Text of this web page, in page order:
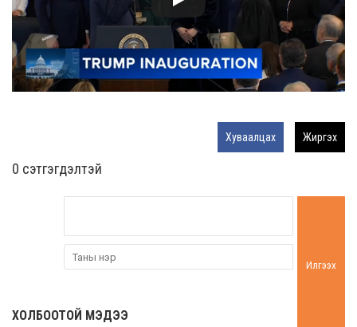
Хуваалцах Жиргэх
0 cэтгэгдэлтэй
Илгээх
ХОЛБООТОЙ МЭДЭЭ